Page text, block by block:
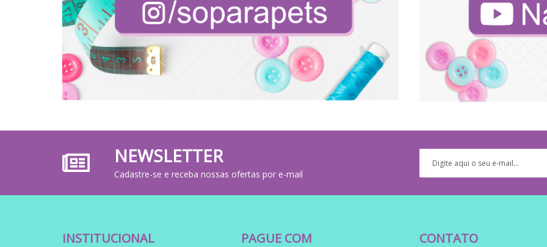
NEWSLETTER
Cadastre-se e receba nossas ofertas por e-mail
INSTITUCIONAL PAGUE COM CONTATO